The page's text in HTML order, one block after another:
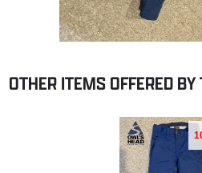
OTHER ITEMS OFFERED